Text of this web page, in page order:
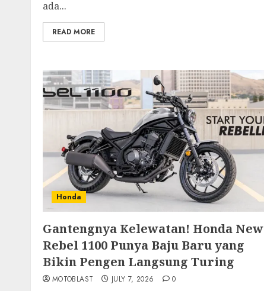
ada...
READ MORE
Honda
Gantengnya Kelewatan! Honda New
Rebel 1100 Punya Baju Baru yang
Bikin Pengen Langsung Turing
MOTOBLAST JULY 7, 2026 0